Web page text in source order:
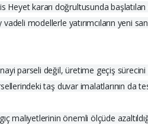
kararı doğrultusunda
modellerle yatırımcıların yeni
parseli değil, üretime geçiş
taş duvar imalatlarının da
maliyetlerinin önemli ölçüde